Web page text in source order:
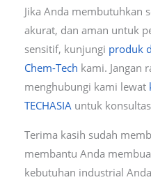
Jika Anda membutuhkan
akurat, dan aman untuk
sensitif, kunjungi produk
Chem-Tech kami. Jangan
menghubungi kami lewat
TECHASIAuntuk
Terima kasih sudah
membantu Anda
kebutuhan industrial